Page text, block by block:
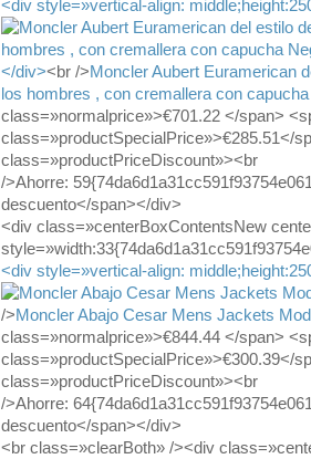
<div style=»vertical-align:
</div><br />Moncler Aubert Euramerican
los hombres , con cremallera con
class=»normalprice»>€701.22 </span>
class=»productSpecialPrice»>€285.51</
class=»productPriceDiscount»><br
/>Ahorre:
descuento</span></div>
<div class=»centerBoxContentsNew
<div style=»vertical-align:
/>Moncler Abajo Cesar Mens Jackets
class=»normalprice»>€844.44 </span>
class=»productSpecialPrice»>€300.39</
class=»productPriceDiscount»><br
/>Ahorre:
descuento</span></div>
<br class=»clearBoth» /><div